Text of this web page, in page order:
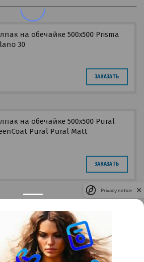
на обечайке 500х500 Prisma
30
ЗАКАЗАТЬ
на обечайке 500х500 Pural
Pural Pural Matt
ЗАКАЗАТЬ
Темрюк
41-90 +7 (861) 298-41-90
Privacy notice